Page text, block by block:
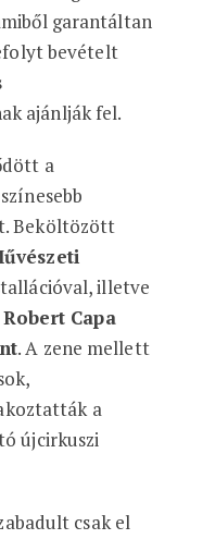
garantáltan
bevételt
ajánlják fel.
a
Beköltözött
illetve
Robert Capa
. A zene mellett
a
újcirkuszi
csak el